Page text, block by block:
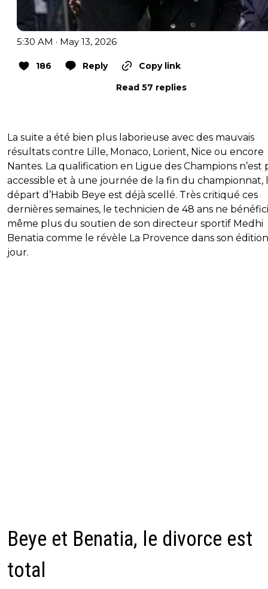
5:30 AM · May 13, 2026
186 Reply
Copy link
Read 57 replies
La suite a été bien plus laborieuse avec des mauvais
résultats contre Lille, Monaco, Lorient, Nice ou encore
Nantes. La qualification en Ligue des Champions n’est
accessible et à une journée de la fin du championnat,
départ d’Habib Beye est déjà scellé. Très critiqué ces
dernières semaines, le technicien de 48 ans ne
même plus du soutien de son directeur sportif Medhi
Benatia comme le révèle La Provence dans son
jour.
Beye et Benatia, le divorce est
total